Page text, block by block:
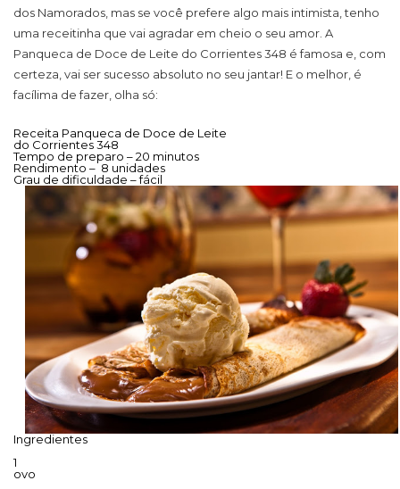
dos Namorados, mas se você prefere algo mais intimista, tenho
uma receitinha que vai agradar em cheio o seu amor. A
Panqueca de Doce de Leite do Corrientes 348 é famosa e, com
certeza, vai ser sucesso absoluto no seu jantar! E o melhor, é
facílima de fazer, olha só:
Receita Panqueca de Doce de Leite
do Corrientes 348
Tempo de preparo – 20 minutos
Rendimento – 8 unidades
Grau de dificuldade – fácil
Ingredientes
1
ovo